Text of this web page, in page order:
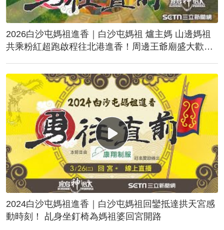
2026白沙屯媽祖進香｜白沙屯媽祖 爐主媽 山邊媽祖
共乘粉紅超跑啟程往北港進香！周邊王爺廟盛大歡
2024白沙屯媽祖進香｜白沙屯媽祖回鑾抵達拱天宮感
動時刻！ 乩身坐釘椅為媽祖婆回宮開路